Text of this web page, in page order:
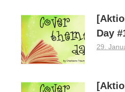
Day
29.